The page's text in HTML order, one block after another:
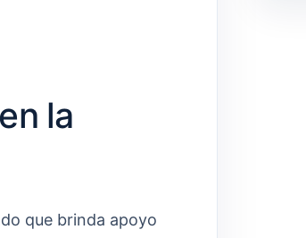
la
que brinda apoyo